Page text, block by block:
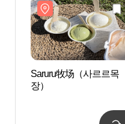
Saruru牧场（사르르목
장）